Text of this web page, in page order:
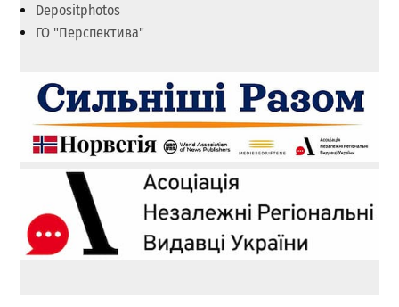
Depositphotos
ГО "Перспектива"